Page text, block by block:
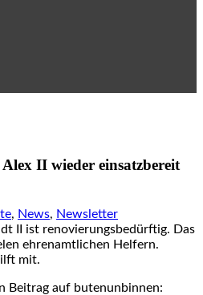
II wieder einsatzbereit
, News, Newsletter
II ist renovierungsbedürftig. Das
ehrenamtlichen Helfern.
mit.
Beitrag auf butenunbinnen: